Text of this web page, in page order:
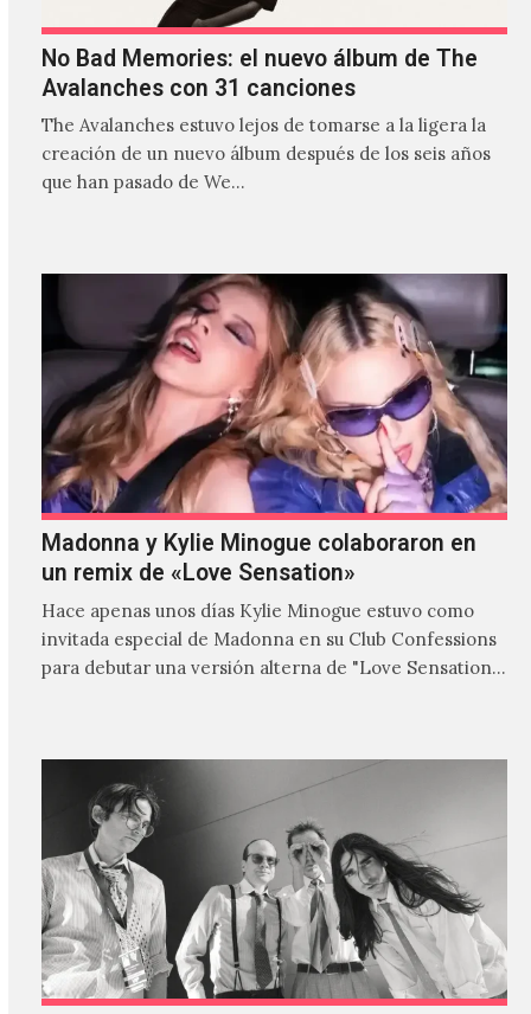
No Bad Memories: el nuevo álbum de The
Avalanches con 31 canciones
The Avalanches estuvo lejos de tomarse a la ligera la
creación de un nuevo álbum después de los seis años
que han pasado de We…
Madonna y Kylie Minogue colaboraron en
un remix de «Love Sensation»
Hace apenas unos días Kylie Minogue estuvo como
invitada especial de Madonna en su Club Confessions
para debutar una versión alterna de "Love Sensation",